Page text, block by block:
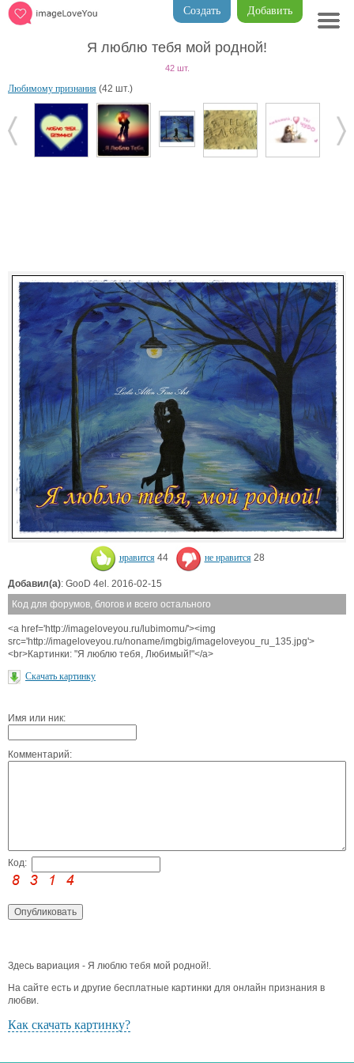
Добавить
Создать
Я люблю тебя мой родной!
42 шт.
Любимому признания (42 шт.)
нравится 44 не нравится 28
Добавил(а): GooD 4el. 2016-02-15
Код для форумов, блогов и всего остального
<a href='http://imageloveyou.ru/lubimomu/'><img
src='http://imageloveyou.ru/noname/imgbig/imageloveyou_ru_135.jpg'>
<br>Картинки: "Я люблю тебя, Любимый!"</a>
Скачать картинку
Имя или ник:
Комментарий:
Код:
Здесь вариация - Я люблю тебя мой родной!.
На сайте есть и другие бесплатные картинки для онлайн признания в
любви.
Как скачать картинку?